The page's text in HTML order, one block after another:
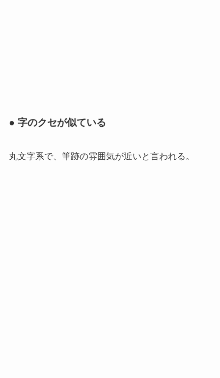
● 字のクセが似ている
丸文字系で、筆跡の雰囲気が近いと言われる。